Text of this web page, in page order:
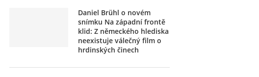
Daniel Brühl o novém
snímku Na západní frontě
klid: Z německého hlediska
neexistuje válečný film o
hrdinských činech